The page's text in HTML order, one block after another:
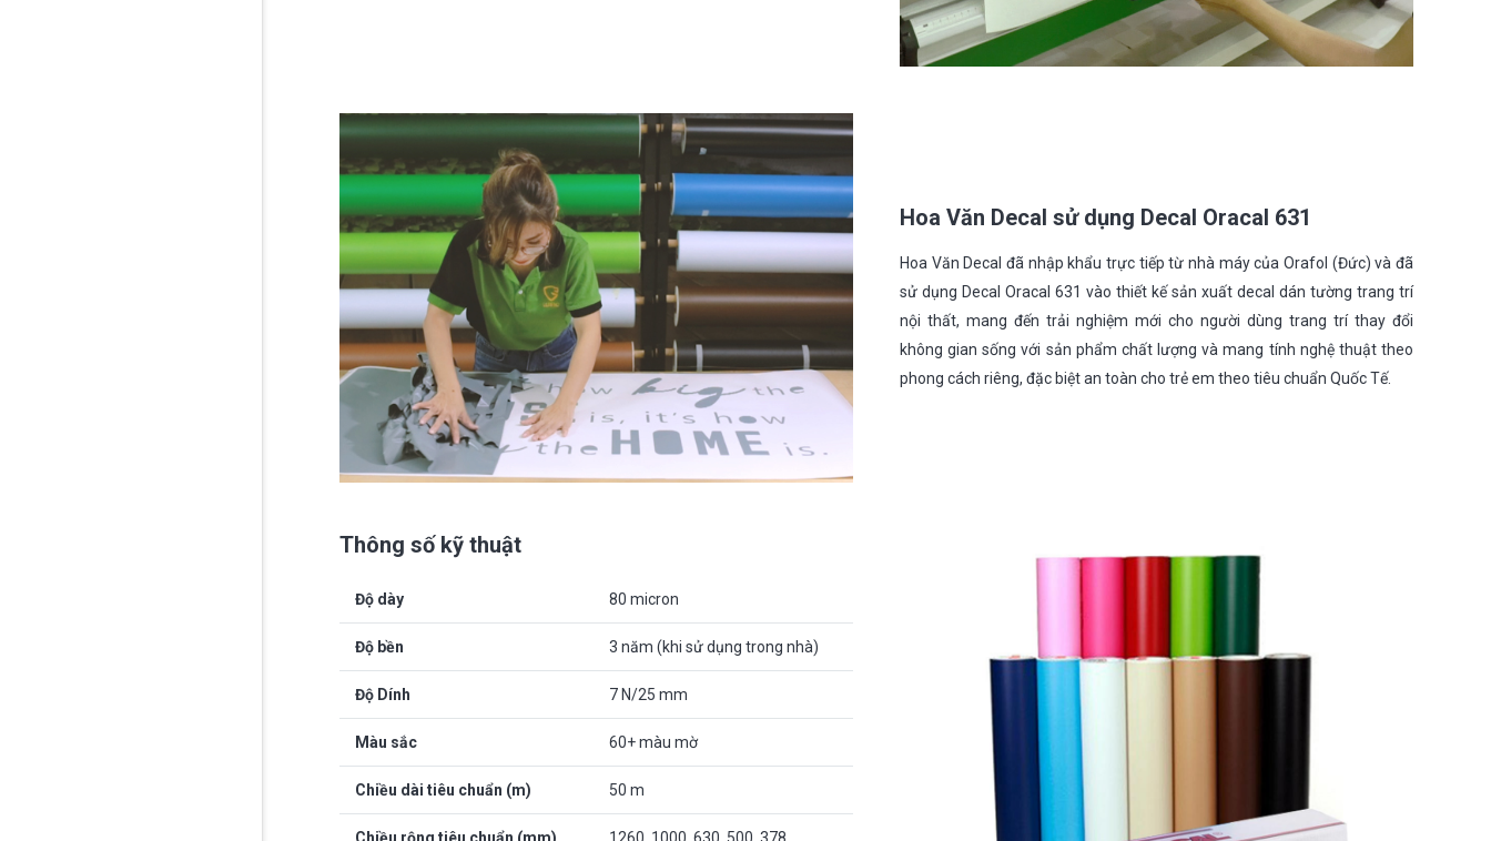
Hoa Văn Decal sử dụng Decal Oracal 631
Hoa Văn Decal đã nhập khẩu trực tiếp từ nhà máy của Orafol (Đức) và đã
sử dụng Decal Oracal 631 vào thiết kế sản xuất decal dán tường trang trí
nội thất, mang đến trải nghiệm mới cho người dùng trang trí thay đổi
không gian sống với sản phẩm chất lượng và mang tính nghệ thuật theo
phong cách riêng, đặc biệt an toàn cho trẻ em theo tiêu chuẩn Quốc Tế.
Thông số kỹ thuật
Độ dày 80 micron
Độ bền 3 năm (khi sử dụng trong nhà)
Độ Dính 7 N/25 mm
Màu sắc 60+ màu mờ
Chiều dài tiêu chuẩn (m) 50 m